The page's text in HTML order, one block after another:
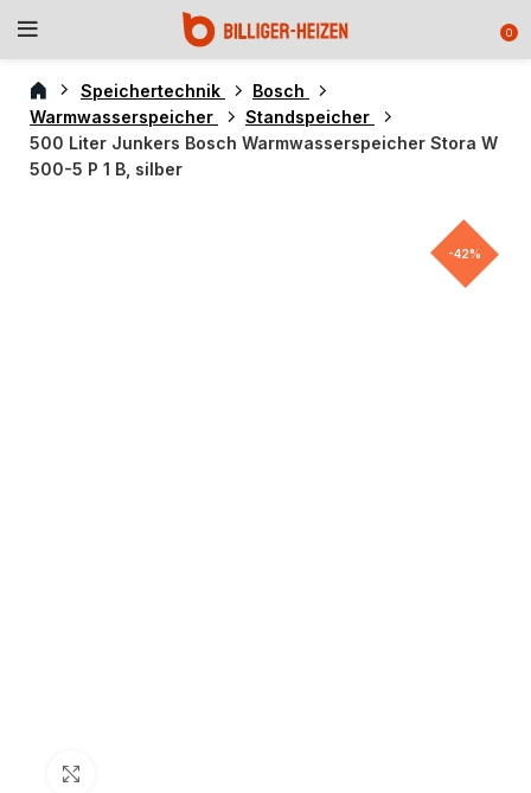
0
Speichertechnik
Bosch
Warmwasserspeicher
Standspeicher
500 Liter Junkers Bosch Warmwasserspeicher Stora W
500-5 P 1 B, silber
-42%